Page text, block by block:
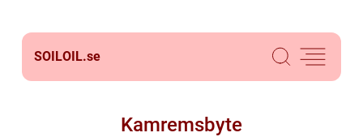
SOILOIL.se
Kamremsbyte